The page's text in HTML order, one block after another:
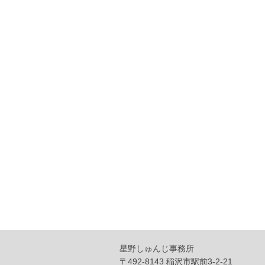
星野しゅんじ事務所
〒492-8143 稲沢市駅前3-2-21